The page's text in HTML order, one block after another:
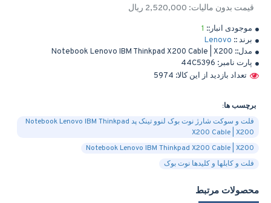
موجودی انبار:: 1
برند :: Lenovo
مدل:: Notebook Lenovo IBM Thinkpad X200 Cable | X200
پارت نامبر: 44C5396
تعداد بازدید از این کالا: 5974
قیمت بدون مالیات: 2,520,000 ریال
برچسب ها:
فلت و سوکت شارژ نوت بوک لنوو تینک پد Notebook Lenovo IBM Thinkpad
X200 Cable | X200
Notebook Lenovo IBM Thinkpad X200 Cable | X200
فلت و کابلها و کلیدها نوت بوک
محصولات مرتبط